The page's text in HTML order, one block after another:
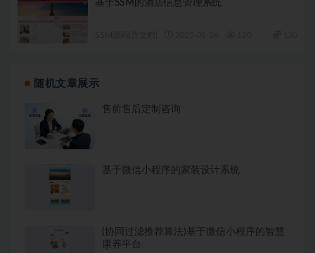
基于SSM的酒店信息管理系统
随机文章展示
售前售后定制咨询
基于微信小程序的家装设计系统
(协同过滤推荐算法)基于微信小程序的智慧
康养平台